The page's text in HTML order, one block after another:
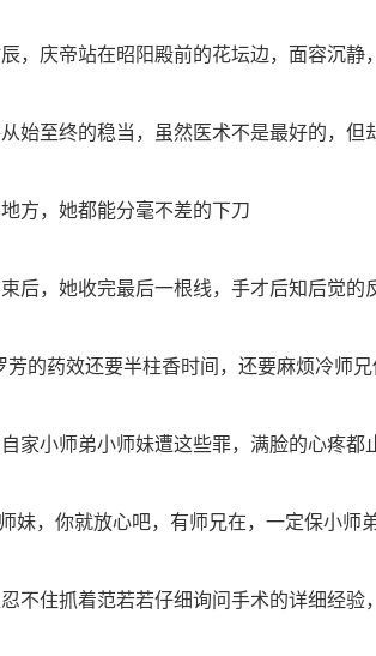
，庆帝站在昭阳殿前的花坛边，面容沉静
始至终的稳当，虽然医术不是最好的，但
方，她都能分毫不差的下刀
后，她收完最后一根线，手才后知后觉
芳的药效还要半柱香时间，还要麻烦冷师
家小师弟小师妹遭这些罪，满脸的心疼都
妹，你就放心吧，有师兄在，一定保小师
不住抓着范若若仔细询问手术的详细经